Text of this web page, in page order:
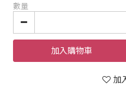
數量
加入購物車
加